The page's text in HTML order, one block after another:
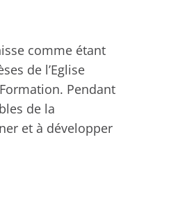
comme étant
de l’Eglise
Pendant
de la
et à développer